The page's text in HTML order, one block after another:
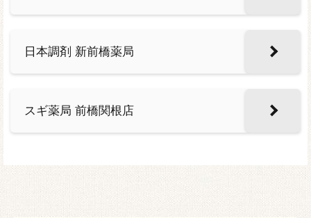
日本調剤 新前橋薬局
スギ薬局 前橋関根店